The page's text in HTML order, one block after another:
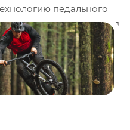
педального
мощности, надёжная
хода, и все это в
который
только можно мечтать.